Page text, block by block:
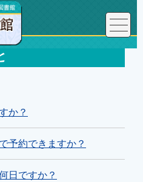
か？
予約できますか？
日ですか？